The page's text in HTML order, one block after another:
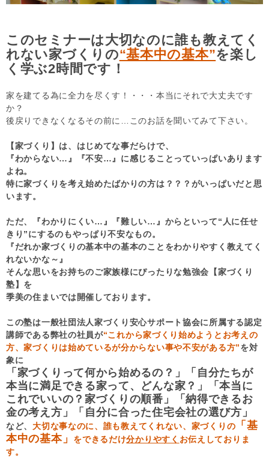
このセミナーは大切なのに誰も教えてく
れない家づくりの“基本中の基本”を楽し
く学ぶ2時間です！
家を建てる為に全力を尽くす！・・・本当にそれで大丈夫です
か？
後戻りできなくなるその前に…このお話を聞いてみて下さい。
【家づくり】は、はじめてな事だらけで、
『わからない…』『不安…』に感じることっていっぱいあります
よね。
特に家づくりを考え始めたばかりの方は？？？がいっぱいだと思
います。
ただ、『わかりにくい…』『難しい…』からといって“人に任せ
きり”にするのもやっぱり不安なもの。
『だれか家づくりの基本中の基本のことをわかりやすく教えてく
れないかな～』
そんな思いをお持ちのご家族様にぴったりな勉強会【家づくり
塾】を
季美の住まいでは開催しております。
この塾は一般社団法人家づくり安心サポート協会に所属する認定
講師である弊社の社員が“これから家づくり始めようとお考えの
方、家づくりは始めているが分からない事や不安がある方”を対
象に
「家づくりって何から始めるの？」「自分たちが
本当に満足できる家って、どんな家？」「本当に
これでいいの？家づくりの順番」「納得できるお
金の考え方」「自分に合った住宅会社の選び方」
など、大切な事なのに、誰も教えてくれない、家づくりの
「基
本中の基本」
をできるだけ分かりやすく お伝えしておりま
す。